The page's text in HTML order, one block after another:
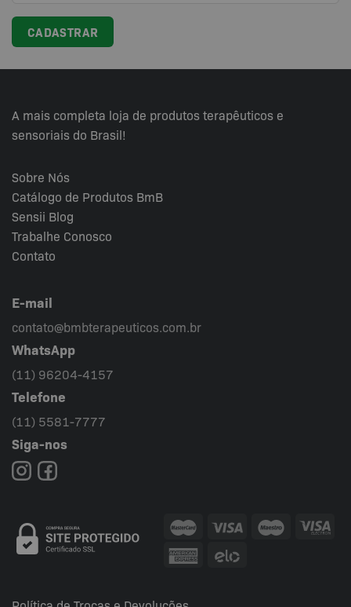
ser
escolhidas
na
página
A mais completa loja de produtos terapêuticos e
sensoriais do Brasil!
Sobre Nós
Catálogo de Produtos BmB
Sensii Blog
Trabalhe Conosco
Contato
E-mail
contato@bmbterapeuticos.com.br
WhatsApp
(11) 96204-4157
Telefone
(11) 5581-7777
Siga-nos